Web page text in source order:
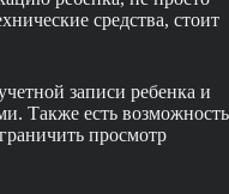
средства, стоит
записи ребенка и
Также есть возможность
просмотр